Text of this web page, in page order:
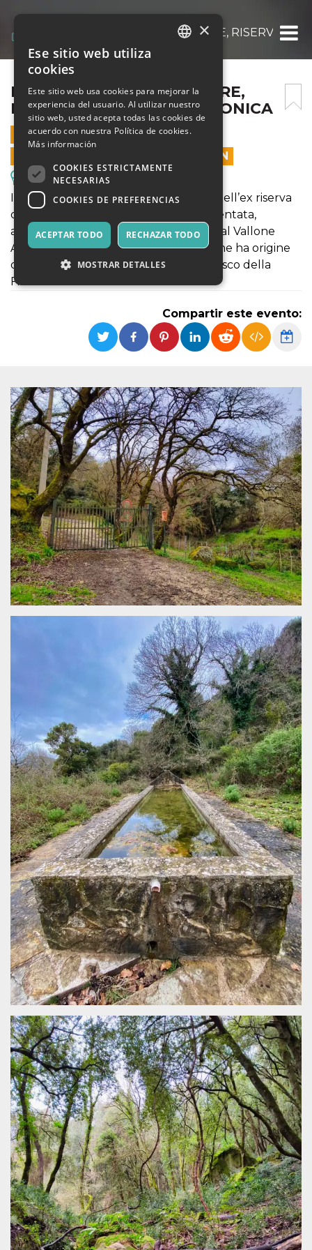
IL BOSCO DEL CAPPELLIERE, RISERVA DI
IL BOSCO DEL CAPPELLIERE,
RISERVA DI CACCIA BORBONICA
21 MAYO 2023 - 10:00
LAS VENTAS EN LÍNEA TERMINARON
Excursiones y Visitas Guiadas
In una delle zone più incontaminate dell’ex riserva
di caccia, ed oggi Riserva Naturale Orientata,
attraverseremo un bosco delimitato dal Vallone
Arcera, un corso d'acqua torrentizio che ha origine
da Cozzo Bileo, la vetta più alta del Bosco della
Ficuzza
Compartir este evento:
SPANISH
×
Ese sitio web utiliza
cookies
Este sitio web usa cookies para mejorar la
experiencia del usuario. Al utilizar nuestro
sitio web, usted acepta todas las cookies de
acuerdo con nuestra Política de cookies.
Más información
COOKIES ESTRICTAMENTE
NECESARIAS
COOKIES DE PREFERENCIAS
ACEPTAR TODO RECHAZAR TODO
MOSTRAR DETALLES
Cookies estrictamente necesarias
Cookies de preferencias
cuentas. El sitio web no se puede utilizar
correctamente sin las cookies estrictamente
necesarias.
Nombre
Proveedor /
Dominio
Vencimiento Descripción
cf_clearance
Cloudflare,
Inc.
.oooh.events
1 año
Esta cookie es
utilizada por el
servicio
CloudFlare para
identificar el
tráfico web de
confianza y
anular cualquier
restricción de
seguridad
basada en la
dirección IP del
visitante. Es
esencial para
apoyar las
funciones de
seguridad de un
sitio web y
proporcionar
protección
contra visitantes
maliciosos.
Automattic
Inc.
.oooh.events
Sesión
Se utiliza en
sitios creados
con Wordpress.
Comprueba si el
navegador tiene
habilitadas las
cookies
PHPSESSID
PHP.net
oooh.events
Sesión
Cookie
generada por
aplicaciones
basadas en el
lenguaje PHP.
Este es un
identificador de
propósito
general que se
utiliza para
mantener las
variables de
sesión del
usuario.
Normalmente es
un número
generado al
azar, la forma en
que se usa
puede ser
específico del
sitio, pero un
buen ejemplo es
mantener un
estado de inicio
de sesión para
un usuario entre
páginas.
m
Stripe
m.stripe.com
1 año 1 mes
Esta cookie se
utiliza
generalmente
para el
rendimiento y la
optimización de
los servicios de
procesamiento
de pagos,
facilitando el
almacenamiento
de contenidos
en el navegador
para hacer que
las páginas se
carguen más
rápido.
CookieScriptConsent
CookieScript
oooh.events
4 semanas 2
días
El servicio
Cookie-